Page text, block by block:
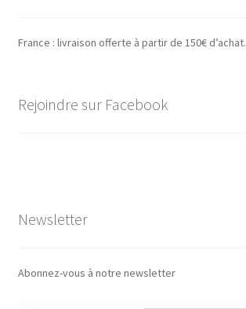
France : livraison offerte à partir de 150€ d’achat.
Rejoindre sur Facebook
Newsletter
Abonnez-vous à notre newsletter